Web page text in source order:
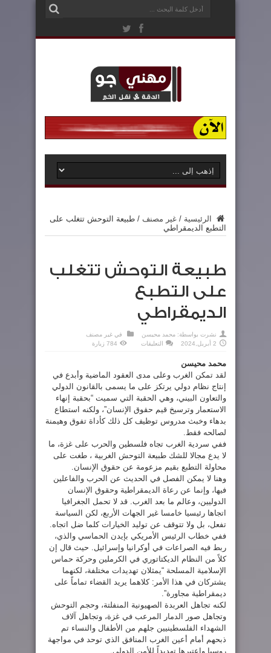
الرئيسية / غير مصنف / طبيعة التوحش تتغلب على
التطبع الديمقراطي
طبيعة التوحش تتغلب
على التطبع
الديمقراطي
نشرت بواسطة: محمد محيسن في غير مصنف
2 أبريل,2024
التعليقات
التطبع
الديمقراطي
مغلقة
784 زيارة
محمد محيسن
لقد تمكن الغرب وعلى مدى العقود الماضية وأبدع في
إنتاج نظام دولي يرتكز على ما يسمى بالقانون الدولي
والتعاون البيني، وهي الحقبة التي سميت “بحقبة إنهاء
الاستعمار وترسيخ قيم حقوق الإنسان”، ولكنه استطاع
بدهاء وخبث مدروس توظيف كل ذلك كأداة تفوق وهيمنة
لصالحه فقط.
ففي سردية الغرب تجاه فلسطين والحرب على غزة، ما
لا يدع مجالا للشك طبيعة التوحش الغربية ، طغت على
محاولة التطبع بقيم مزعومة عن حقوق الإنسان.
وهنا لا يمكن الفصل في الحديث عن الحرب والفاعلين
فيها، وإنما عن رعاة الديمقراطية وحقوق الإنسان
الدوليين، وعالم ما بعد الغرب. قد لا تحمل الجغرافيا
اتجاها رئيسيا خامسا غير الجهات الأربع، لكن السياسة
تفعل، بل ولا تتوقف عن توليد الخيارات كلما ضل اتجاه.
ففي خطاب الرئيس الأمريكي بإيدن الحماسي والذي،
ربط فيه الصراعات في أوكرانيا وإسرائيل. حيث قال إن
كلاً من النظام الديكتاتوري في الكرملين وحركة حماس
الإسلامية المسلحة “يمثلان تهديدات مختلفة، لكنهما
يشتركان في هذا الأمر: كلاهما يريد القضاء تماماً على
ديمقراطية مجاورة”.
لكنه تجاهل العربدة الصهيونية المنفلتة، وحجم التوحش
وتجاهل صور الدمار المرعب في غزة، وتجاهل آلاف
الشهداء الفلسطينيين جلهم من الأطفال والنساء تم
ذبحهم أمام أعين الغرب المنافق الذي توحد في مواجهة
روسيا واعتبرها تهديداً للأمن الدولي.